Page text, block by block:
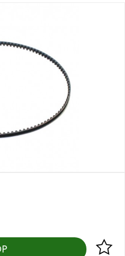
Lägg